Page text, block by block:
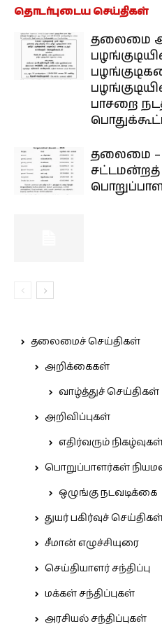
தொடர்புடைய செய்திகள்
தலைமை
பாசறை
தலைமை –
சட்டமன்றத்
தலைமைச் செய்திகள்
அறிக்கைகள்
வாழ்த்துச் செய்திகள்
அறிவிப்புகள்
எதிர்வரும்
பொறுப்பாளர்கள்
ஒழுங்கு நடவடிக்கை
துயர் பகிர்வுச்
சீமான் எழுச்சியுரை
செய்தியாளர் சந்திப்பு
மக்கள் சந்திப்புகள்
அரசியல் சந்திப்புகள்